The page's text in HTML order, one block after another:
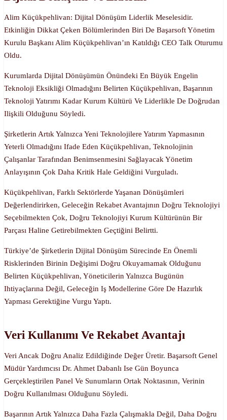
Alim Küçükpehlivan: Dijital Dönüşüm Liderlik Meselesidir.
Etkinliğin Dikkat Çeken Bölümlerinden Biri De Başarsoft Yönetim
Kurulu Başkanı Alim Küçükpehlivan’ın Katıldığı CEO Talk Oturumu
Oldu.
Kurumlarda Dijital Dönüşümün Önündeki En Büyük Engelin
Teknoloji Eksikliği Olmadığını Belirten Küçükpehlivan, Başarının
Teknoloji Yatırımı Kadar Kurum Kültürü Ve Liderlikle De Doğrudan
Ilişkili Olduğunu Söyledi.
Şirketlerin Artık Yalnızca Yeni Teknolojilere Yatırım Yapmasının
Yeterli Olmadığını Ifade Eden Küçükpehlivan, Teknolojinin
Çalışanlar Tarafından Benimsenmesini Sağlayacak Yönetim
Anlayışının Çok Daha Kritik Hale Geldiğini Vurguladı.
Küçükpehlivan, Farklı Sektörlerde Yaşanan Dönüşümleri
Değerlendirirken, Geleceğin Rekabet Avantajının Doğru Teknolojiyi
Seçebilmekten Çok, Doğru Teknolojiyi Kurum Kültürünün Bir
Parçası Haline Getirebilmekten Geçtiğini Belirtti.
Türkiye’de Şirketlerin Dijital Dönüşüm Sürecinde En Önemli
Risklerinden Birinin Değişimi Doğru Okuyamamak Olduğunu
Belirten Küçükpehlivan, Yöneticilerin Yalnızca Bugünün
Ihtiyaçlarına Değil, Geleceğin Iş Modellerine Göre De Hazırlık
Yapması Gerektiğine Vurgu Yaptı.
Veri Kullanımı Ve Rekabet Avantajı
Veri Ancak Doğru Analiz Edildiğinde Değer Üretir. Başarsoft Genel
Müdür Yardımcısı Dr. Ahmet Dabanlı Ise Gün Boyunca
Gerçekleştirilen Panel Ve Sunumların Ortak Noktasının, Verinin
Doğru Kullanılması Olduğunu Söyledi.
Başarının Artık Yalnızca Daha Fazla Çalışmakla Değil, Daha Doğru